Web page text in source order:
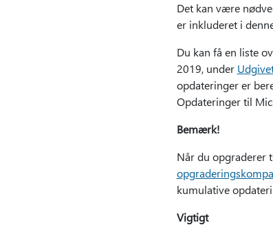
Det kan være
er inkluderet i
Du kan få en liste
2019, under
opdateringer er
Opdateringer til
Bemærk!
Når du opgraderer
kumulative
Vigtigt